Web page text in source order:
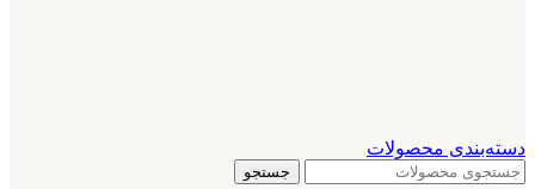
دسته‌بندی محصولات
جستجو